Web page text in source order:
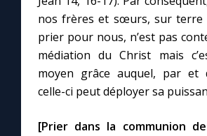
nos frères et sœurs, sur terre
prier pour nous, n’est pas
médiation du Christ mais
moyen grâce auquel, par et
celle-ci peut déployer sa
[Prier dans la communion